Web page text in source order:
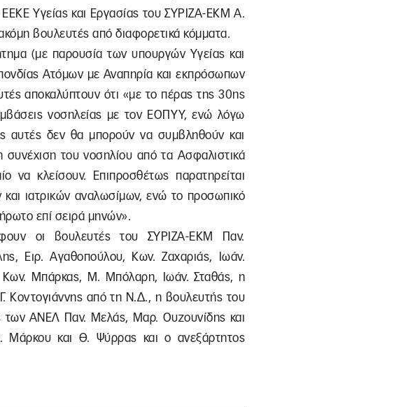
Υγείας και Εργασίας του ΣΥΡΙΖΑ-ΕΚΜ Α.
βουλευτές από διαφορετικά κόμματα.
(με παρουσία των υπουργών Υγείας και
Ατόμων με Αναπηρία και εκπρόσωπων
αποκαλύπτουν ότι «με το πέρας της 30ης
νοσηλείας με τον ΕΟΠΥΥ, ενώ λόγω
αυτές δεν θα μπορούν να συμβληθούν και
συνέχιση του νοσηλίου από τα Ασφαλιστικά
να κλείσουν. Επιπροσθέτως παρατηρείται
ιατρικών αναλωσίμων, ενώ το προσωπικό
επί σειρά μηνών».
οι βουλευτές του ΣΥΡΙΖΑ-ΕΚΜ Παν.
Ειρ. Αγαθοπούλου, Κων. Ζαχαριάς, Ιωάν.
Κων. Μπάρκας, Μ. Μπόλαρη, Ιωάν. Σταθάς, η
Κοντογιάννης από τη Ν.Δ., η βουλευτής του
των ΑΝΕΛ Παν. Μελάς, Μαρ. Ουζουνίδης και
και Θ. Ψύρρας και ο ανεξάρτητος